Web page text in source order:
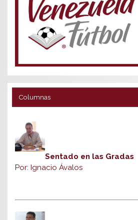
Columnas
Sentado en las Gradas
Por: Ignacio Ávalos